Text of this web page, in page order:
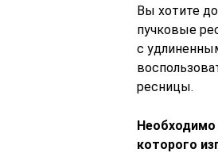
Вы хотите
пучковые
с
ресницы.
Необходимо
которого